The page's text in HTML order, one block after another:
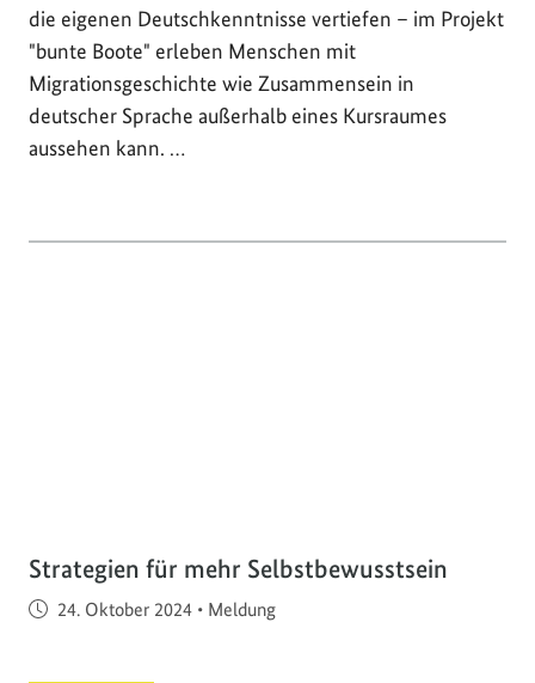
die eigenen Deutschkenntnisse vertiefen – im Projekt
"bunte Boote" erleben Menschen mit
Migrationsgeschichte wie Zusammensein in
deutscher Sprache außerhalb eines Kursraumes
aussehen kann. …
Strategien für mehr Selbstbewusstsein
Veröffentlicht am
24. Oktober 2024 • Meldung